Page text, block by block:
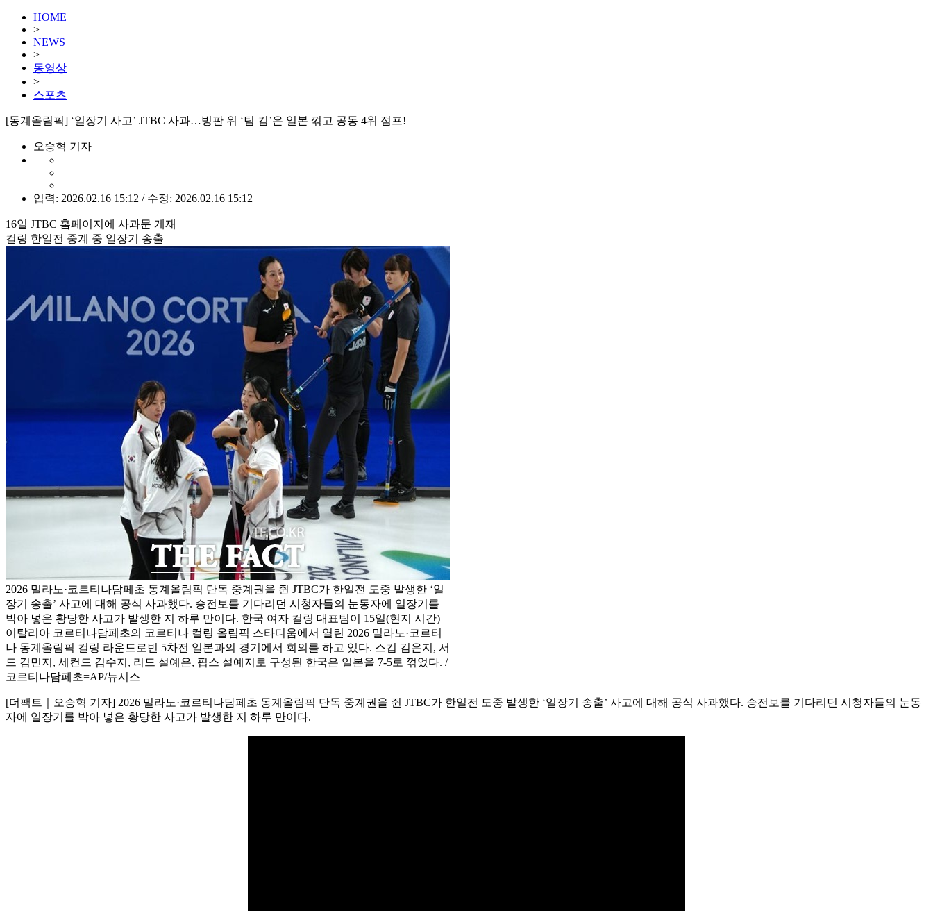
HOME
>
NEWS
>
동영상
>
스포츠
[동계올림픽] ‘일장기 사고’ JTBC 사과…빙판 위 ‘팀 킴’은 일본 꺾고 공동 4위 점프!
오승혁 기자
입력: 2026.02.16 15:12 / 수정: 2026.02.16 15:12
16일 JTBC 홈페이지에 사과문 게재
컬링 한일전 중계 중 일장기 송출
2026 밀라노·코르티나담페초 동계올림픽 단독 중계권을 쥔 JTBC가 한일전 도중 발생한 ‘일
장기 송출’ 사고에 대해 공식 사과했다. 승전보를 기다리던 시청자들의 눈동자에 일장기를
박아 넣은 황당한 사고가 발생한 지 하루 만이다. 한국 여자 컬링 대표팀이 15일(현지 시간)
이탈리아 코르티나담페초의 코르티나 컬링 올림픽 스타디움에서 열린 2026 밀라노·코르티
나 동계올림픽 컬링 라운드로빈 5차전 일본과의 경기에서 회의를 하고 있다. 스킵 김은지, 서
드 김민지, 세컨드 김수지, 리드 설예은, 핍스 설예지로 구성된 한국은 일본을 7-5로 꺾었다. /
코르티나담페초=AP/뉴시스
[더팩트｜오승혁 기자] 2026 밀라노·코르티나담페초 동계올림픽 단독 중계권을 쥔 JTBC가 한일전 도중 발생한 ‘일장기 송출’ 사고에 대해 공식 사과했다. 승전보를 기다리던 시청자들의 눈동
자에 일장기를 박아 넣은 황당한 사고가 발생한 지 하루 만이다.